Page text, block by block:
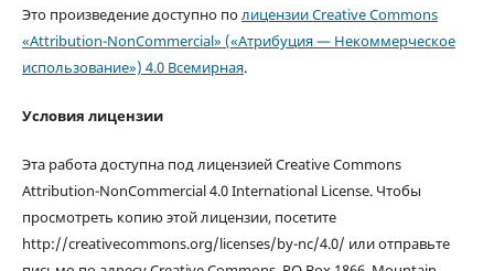
Это произведение доступно полицензии Creative Commons
«Attribution-NonCommercial» («Атрибуция — Некоммерческое
использование») 4.0 Всемирная.
Условия лицензии
Эта работа доступна под лицензией Creative Commons
Attribution-NonCommercial 4.0 International License. Чтобы
просмотреть копию этой лицензии, посетите
http://creativecommons.org/licenses/by-nc/4.0/ или отправьте